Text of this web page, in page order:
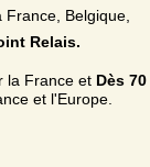
France, Belgique,
Relais.
la France et Dès 70
et l'Europe.